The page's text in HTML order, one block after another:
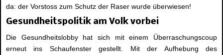
da: der Vorstoss zum Schutz der Raser wurde überwiesen!
Gesundheitspolitik am Volk vorbei
Die Gesundheitslobby hat sich mit einem Überraschungscoup
erneut ins Schaufenster gestellt. Mit der Aufhebung des